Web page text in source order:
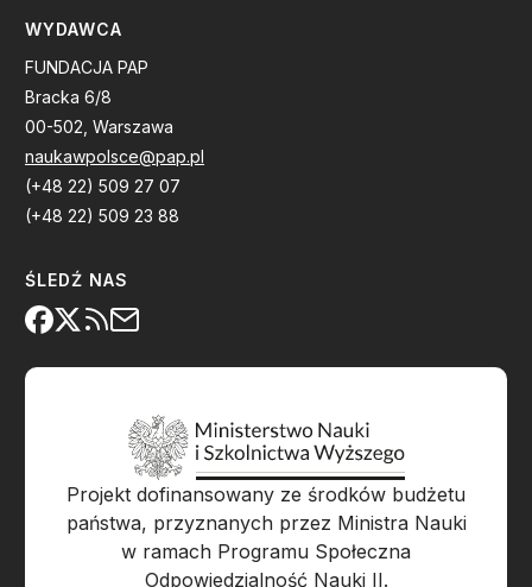
WYDAWCA
FUNDACJA PAP
Bracka 6/8
00-502, Warszawa
naukawpolsce@pap.pl
(+48 22) 509 27 07
(+48 22) 509 23 88
ŚLEDŹ NAS
Projekt dofinansowany ze środków budżetu
państwa, przyznanych przez Ministra Nauki
w ramach Programu Społeczna
Odpowiedzialność Nauki II.